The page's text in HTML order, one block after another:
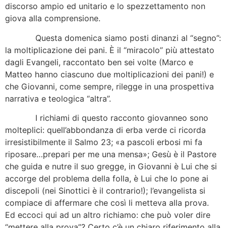
discorso ampio ed unitario e lo spezzettamento non
giova alla comprensione.
Questa domenica siamo posti dinanzi al “segno”:
la moltiplicazione dei pani. È il “miracolo” più attestato
dagli Evangeli, raccontato ben sei volte (Marco e
Matteo hanno ciascuno due moltiplicazioni dei pani!) e
che Giovanni, come sempre, rilegge in una prospettiva
narrativa e teologica “altra”.
I richiami di questo racconto giovanneo sono
molteplici: quell’abbondanza di erba verde ci ricorda
irresistibilmente il Salmo 23; «a pascoli erbosi mi fa
riposare…prepari per me una mensa»; Gesù è il Pastore
che guida e nutre il suo gregge, in Giovanni è Lui che si
accorge del problema della folla, è Lui che lo pone ai
discepoli (nei Sinottici è il contrario!); l’evangelista si
compiace di affermare che così li metteva alla prova.
Ed eccoci qui ad un altro richiamo: che può voler dire